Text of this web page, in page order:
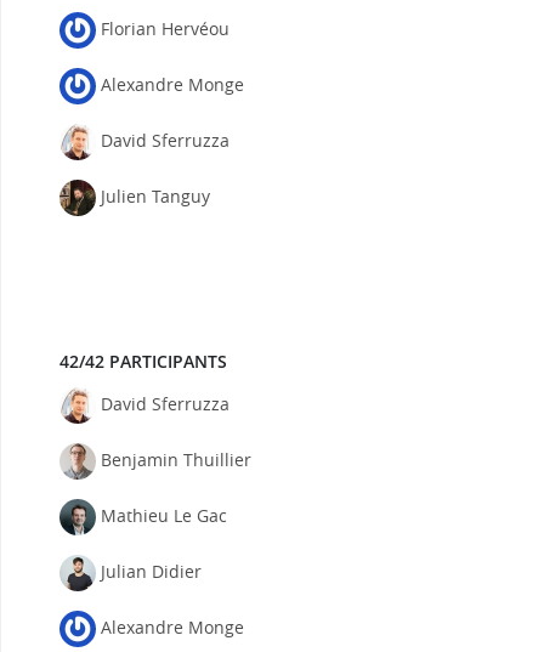
Florian Hervéou
Alexandre Monge
David Sferruzza
Julien Tanguy
42/42 PARTICIPANTS
David Sferruzza
Benjamin Thuillier
Mathieu Le Gac
Julian Didier
Alexandre Monge